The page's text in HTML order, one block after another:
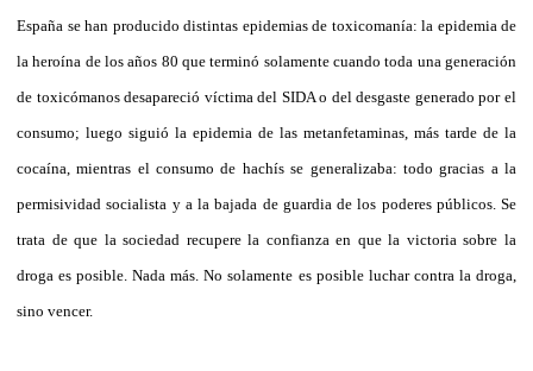
España se han producido distintas epidemias de toxicomanía: la epidemia de
la heroína de los años 80 que terminó solamente cuando toda una generación
de toxicómanos desapareció víctima del SIDA o del desgaste generado por el
consumo; luego siguió la epidemia de las metanfetaminas, más tarde de la
cocaína, mientras el consumo de hachís se generalizaba: todo gracias a la
permisividad socialista y a la bajada de guardia de los poderes públicos. Se
trata de que la sociedad recupere la confianza en que la victoria sobre la
droga es posible. Nada más. No solamente es posible luchar contra la droga,
sino vencer.